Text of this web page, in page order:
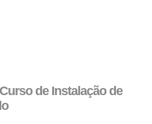
de Instalação de